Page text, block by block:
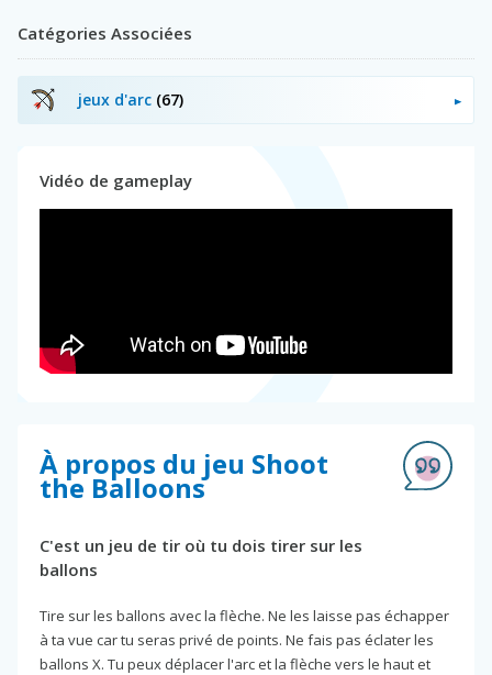
Catégories Associées
jeux d'arc (67)
Vidéo de gameplay
À propos du jeu Shoot
the Balloons
C'est un jeu de tir où tu dois tirer sur les
ballons
Tire sur les ballons avec la flèche. Ne les laisse pas échapper
à ta vue car tu seras privé de points. Ne fais pas éclater les
ballons X. Tu peux déplacer l'arc et la flèche vers le haut et